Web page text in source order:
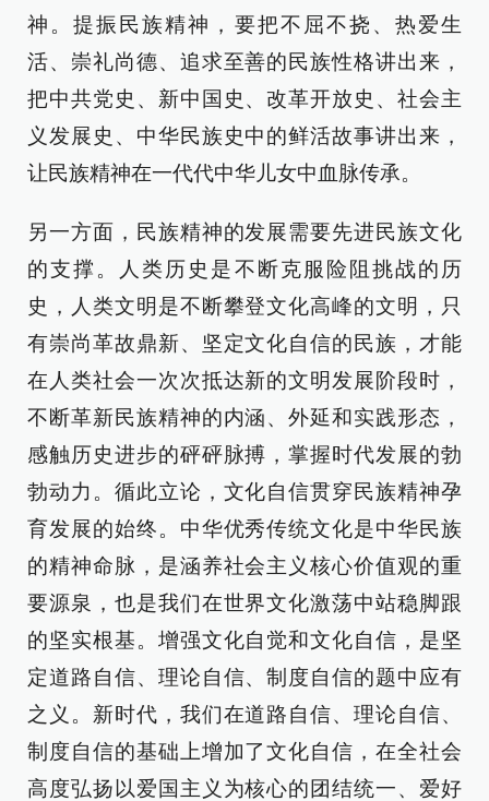
神。提振民族精神，要把不屈不挠、热爱生
活、崇礼尚德、追求至善的民族性格讲出来，
把中共党史、新中国史、改革开放史、社会主
义发展史、中华民族史中的鲜活故事讲出来，
让民族精神在一代代中华儿女中血脉传承。
另一方面，民族精神的发展需要先进民族文化
的支撑。人类历史是不断克服险阻挑战的历
史，人类文明是不断攀登文化高峰的文明，只
有崇尚革故鼎新、坚定文化自信的民族，才能
在人类社会一次次抵达新的文明发展阶段时，
不断革新民族精神的内涵、外延和实践形态，
感触历史进步的砰砰脉搏，掌握时代发展的勃
勃动力。循此立论，文化自信贯穿民族精神孕
育发展的始终。中华优秀传统文化是中华民族
的精神命脉，是涵养社会主义核心价值观的重
要源泉，也是我们在世界文化激荡中站稳脚跟
的坚实根基。增强文化自觉和文化自信，是坚
定道路自信、理论自信、制度自信的题中应有
之义。新时代，我们在道路自信、理论自信、
制度自信的基础上增加了文化自信，在全社会
高度弘扬以爱国主义为核心的团结统一、爱好